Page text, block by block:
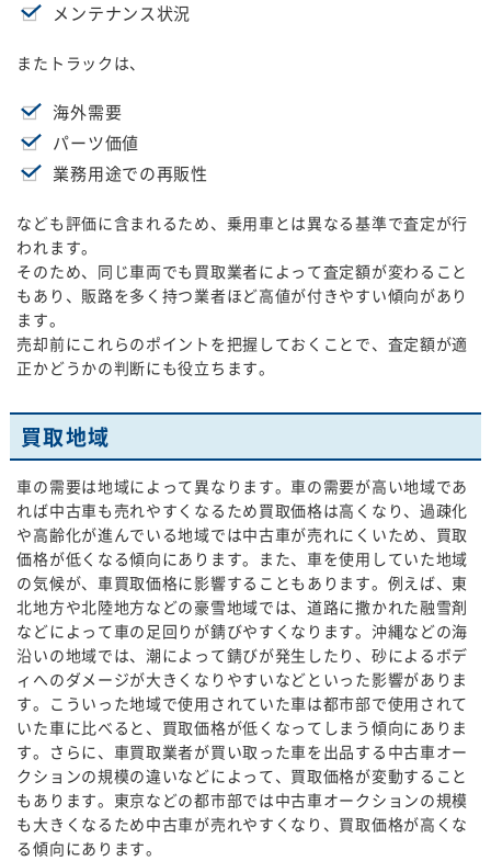
メンテナンス状況
またトラックは、
海外需要
パーツ価値
業務用途での再販性
なども評価に含まれるため、乗用車とは異なる基準で査定が行
われます。
そのため、同じ車両でも買取業者によって査定額が変わること
もあり、販路を多く持つ業者ほど高値が付きやすい傾向があり
ます。
売却前にこれらのポイントを把握しておくことで、査定額が適
正かどうかの判断にも役立ちます。
買取地域
車の需要は地域によって異なります。車の需要が高い地域であ
れば中古車も売れやすくなるため買取価格は高くなり、過疎化
や高齢化が進んでいる地域では中古車が売れにくいため、買取
価格が低くなる傾向にあります。また、車を使用していた地域
の気候が、車買取価格に影響することもあります。例えば、東
北地方や北陸地方などの豪雪地域では、道路に撒かれた融雪剤
などによって車の足回りが錆びやすくなります。沖縄などの海
沿いの地域では、潮によって錆びが発生したり、砂によるボデ
ィへのダメージが大きくなりやすいなどといった影響がありま
す。こういった地域で使用されていた車は都市部で使用されて
いた車に比べると、買取価格が低くなってしまう傾向にありま
す。さらに、車買取業者が買い取った車を出品する中古車オー
クションの規模の違いなどによって、買取価格が変動すること
もあります。東京などの都市部では中古車オークションの規模
も大きくなるため中古車が売れやすくなり、買取価格が高くな
る傾向にあります。